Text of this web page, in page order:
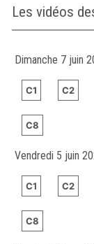
Dimanche 7 juin
C1 C2
C8
Vendredi 5 juin
C1 C2
C8